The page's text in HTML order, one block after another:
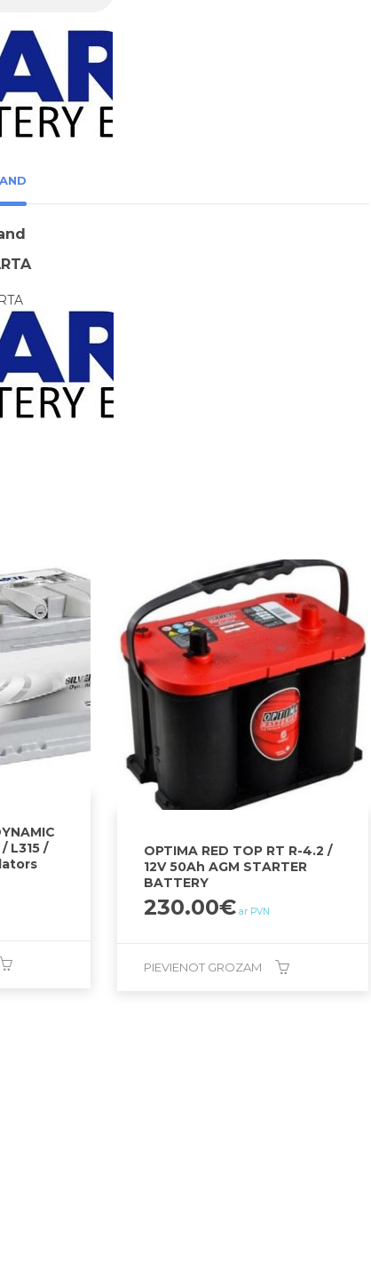
L315 /
OPTIMA RED TOP RT R-4.2 /
12V 50Ah AGM STARTER
BATTERY
230.00€ ar PVN
PIEVIENOT GROZAM